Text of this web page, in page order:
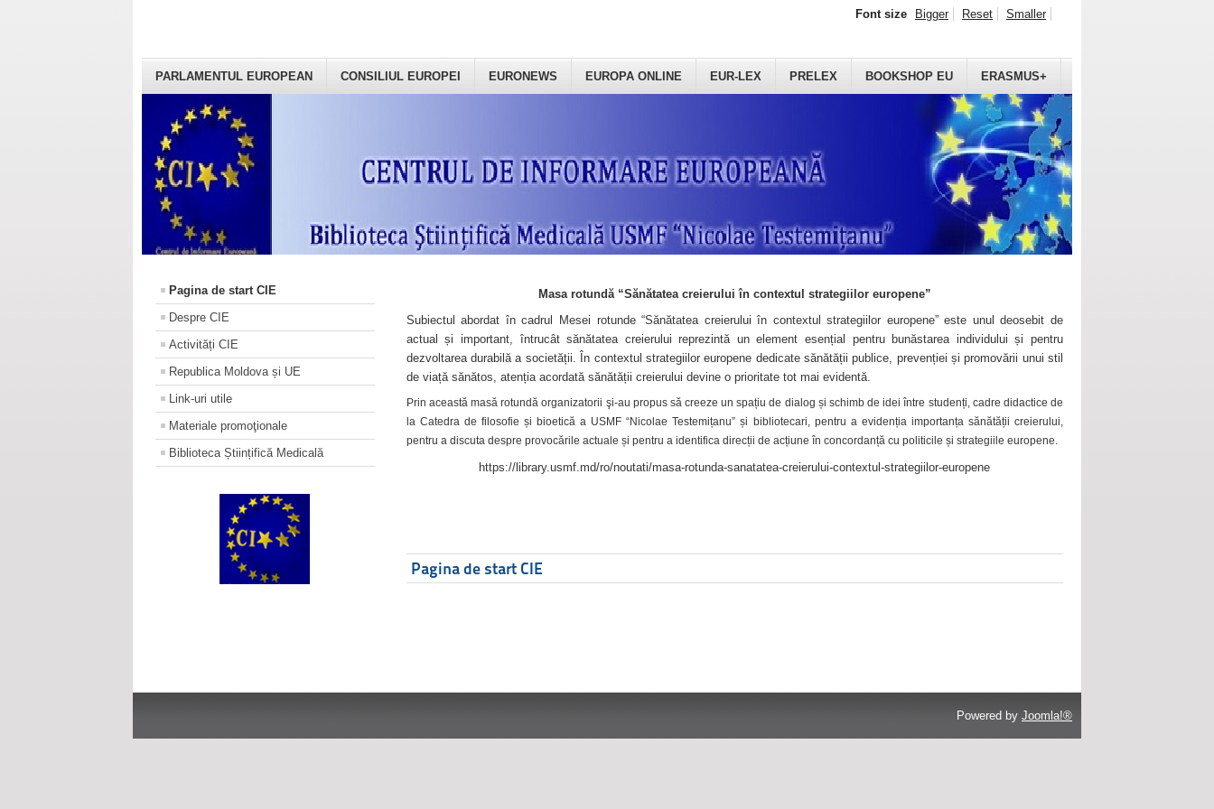
PARLAMENTUL EUROPEAN CONSILIUL EUROPEI EURONEWS EUROPA ONLINE EUR-LEX PRELEX BOOKSHOP EU ERASMUS+
Font size Bigger Reset Smaller
Pagina de start CIE
Despre CIE
Activități CIE
Republica Moldova și UE
Link-uri utile
Materiale promoţionale
Biblioteca Științifică Medicală
Masa rotundă “Sănătatea creierului în contextul strategiilor europene”
Subiectul abordat în cadrul Mesei rotunde “Sănătatea creierului în contextul strategiilor europene” este unul deosebit de
actual și important, întrucât sănătatea creierului reprezintă un element esențial pentru bunăstarea individului și pentru
dezvoltarea durabilă a societății. În contextul strategiilor europene dedicate sănătății publice, prevenției și promovării unui stil
de viață sănătos, atenția acordată sănătății creierului devine o prioritate tot mai evidentă.
Prin această masă rotundă organizatorii şi-au propus să creeze un spațiu de dialog și schimb de idei între studenți, cadre didactice de
la Catedra de filosofie și bioetică a USMF “Nicolae Testemițanu” și bibliotecari, pentru a evidenția importanța sănătății creierului,
pentru a discuta despre provocările actuale și pentru a identifica direcții de acțiune în concordanță cu politicile și strategiile europene.
https://library.usmf.md/ro/noutati/masa-rotunda-sanatatea-creierului-contextul-strategiilor-europene
Pagina de start CIE
Powered by Joomla!®